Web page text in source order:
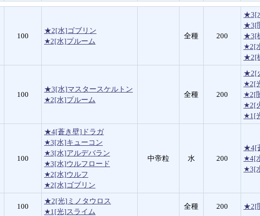
100
★2[水]ゴブリン
★2[水]プルーム
全種 200
★3[
★3[
★3[
★2[
★2[
100
★3[水]マスタースケルトン
★2[水]プルーム
全種 200
★2[
★2[
★2[
★2[
★1[
100
★4[蒼き壁]ドラガ
★3[水]キューコン
★3[水]アルデバラン
★3[水]ウルフロード
★2[水]ウルフ
★2[水]ゴブリン
中帝粒 水 200
★4[
★4[
★3[
100
★2[光]ミノタウロス
★1[光]スライム
全種 200 ★2[